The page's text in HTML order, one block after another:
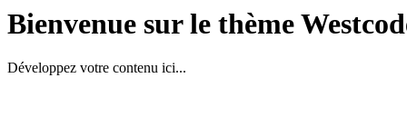
Bienvenue sur le thème
Développez votre contenu ici...